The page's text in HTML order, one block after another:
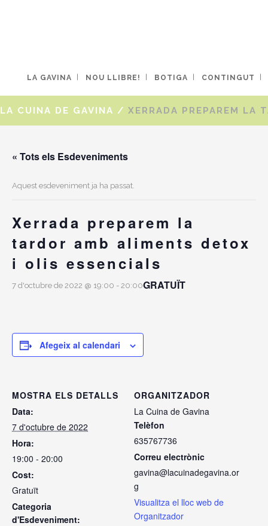
LA GAVINA NOU LLIBRE! BOTIGA CONTINGUT
LA CUINA DE GAVINA / XERRADA PREPAREM LA
« Tots els Esdeveniments
Aquest esdeveniment ja ha passat.
Xerrada preparem la
tardor amb aliments detox
i olis essencials
7 d'octubre de 2022 @ 19:00 - 20:00GRATUÏT
Afegeix al calendari
MOSTRA ELS DETALLS
Data:
7 d'octubre de 2022
Hora:
19:00 - 20:00
Cost:
Gratuït
Categoria
d'Esdeveniment:
ORGANITZADOR
La Cuina de Gavina
Telèfon
635767736
Correu electrònic
gavina@lacuinadegavina.or
g
Visualitza el lloc web de
Organitzador